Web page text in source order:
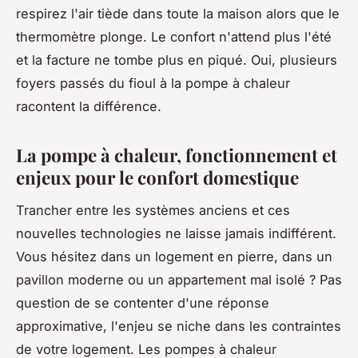
respirez l'air tiède dans toute la maison alors que le
thermomètre plonge. Le confort n'attend plus l'été
et la facture ne tombe plus en piqué. Oui, plusieurs
foyers passés du fioul à la pompe à chaleur
racontent la différence.
La pompe à chaleur, fonctionnement et
enjeux pour le confort domestique
Trancher entre les systèmes anciens et ces
nouvelles technologies ne laisse jamais indifférent.
Vous hésitez dans un logement en pierre, dans un
pavillon moderne ou un appartement mal isolé ? Pas
question de se contenter d'une réponse
approximative, l'enjeu se niche dans les contraintes
de votre logement. Les pompes à chaleur